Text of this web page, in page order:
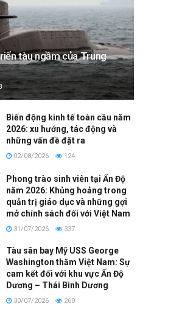
tàu ngầm của Trung
Biến động kinh tế toàn cầu năm
2026: xu hướng, tác động và
những vấn đề đặt ra
02/08/2026 124
Phong trào sinh viên tại Ấn Độ
năm 2026: Khủng hoảng trong
quản trị giáo dục và những gợi
mở chính sách đối với Việt Nam
31/07/2026 337
Tàu sân bay Mỹ USS George
Washington thăm Việt Nam: Sự
cam kết đối với khu vực Ấn Độ
Dương – Thái Bình Dương
30/07/2026 260